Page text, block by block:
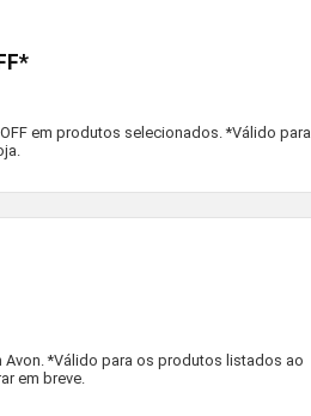
em produtos selecionados. *Válido para
Avon. *Válido para os produtos listados ao
em breve.